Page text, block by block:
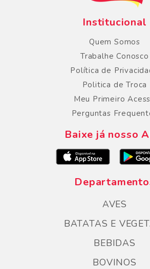
Institucional
Quem Somos
Trabalhe Conosco
Política de
Politica de Troca
Meu Primeiro
Perguntas
Baixe já nosso
AVES
BATATAS E
BEBIDAS
BOVINOS